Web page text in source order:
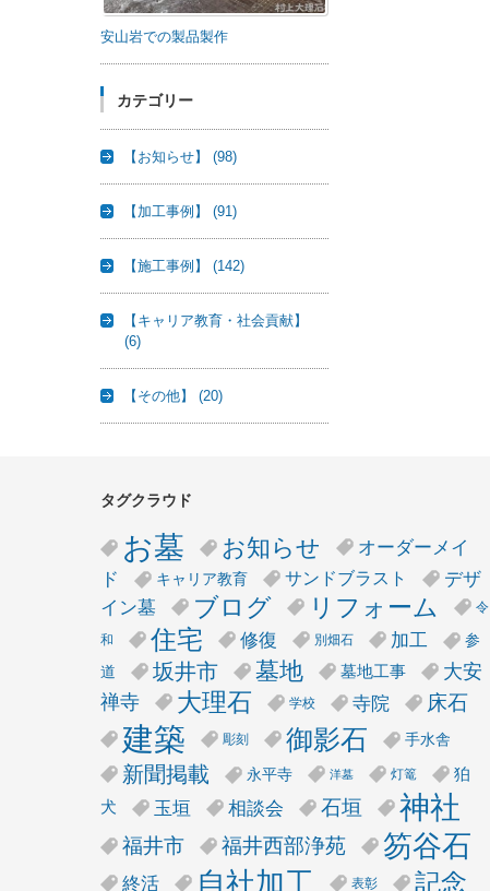
安山岩での製品製作
カテゴリー
【お知らせ】 (98)
【加工事例】 (91)
【施工事例】 (142)
【キャリア教育・社会貢献】
(6)
【その他】 (20)
タグクラウド
お墓 お知らせ
オーダーメイ
ド
キャリア教育 サンドブラスト
デザ
イン墓
ブログ リフォーム 令
和 住宅 修復 別畑石 加工
参
道
坂井市 墓地 墓地工事
大安
禅寺
大理石 学校 寺院 床石
建築 彫刻 御影石 手水舎
新聞掲載 永平寺 洋墓 灯篭
狛
犬
玉垣 相談会 石垣 神社
福井市 福井西部浄苑 笏谷石
終活 自社加工 表彰 記念